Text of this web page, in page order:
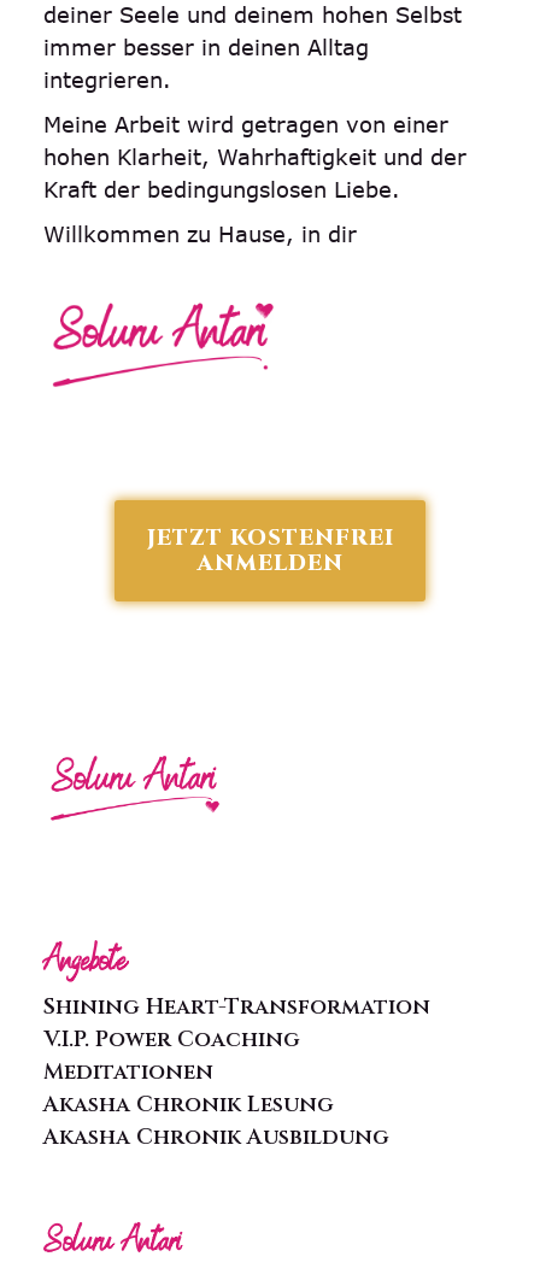
deiner Seele und deinem hohen Selbst
immer besser in deinen Alltag
integrieren.
Meine Arbeit wird getragen von einer
hohen Klarheit, Wahrhaftigkeit und der
Kraft der bedingungslosen Liebe.
Willkommen zu Hause, in dir
JETZT KOSTENFREI
ANMELDEN
Angebote
Shining Heart-Transformation
V.I.P. Power Coaching
Meditationen
Akasha Chronik Lesung
Akasha Chronik Ausbildung
Soluru Antari